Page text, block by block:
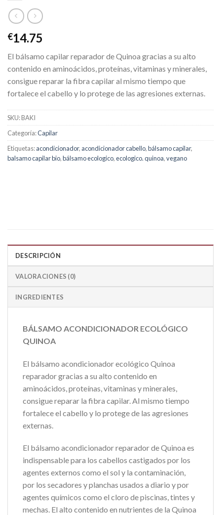
€14.75
El bálsamo capilar reparador de Quinoa gracias a su alto
contenido en aminoácidos, proteínas, vitaminas y minerales,
consigue reparar la fibra capilar al mismo tiempo que
fortalece el cabello y lo protege de las agresiones externas.
SKU:BAKI
Categoría:Capilar
Etiquetas:acondicionador, acondicionador cabello,bálsamo capilar,
balsamo capilar bio,bálsamo ecologico,ecologico. quinoa,vegano
DESCRIPCIÓN
VALORACIONES (0)
INGREDIENTES
BÁLSAMO ACONDICIONADOR ECOLÓGICO
QUINOA
El bálsamo acondicionador ecológico Quinoa
reparador gracias a su alto contenido en
aminoácidos, proteínas, vitaminas y minerales,
consigue reparar la fibra capilar. Al mismo tiempo
fortalece el cabello y lo protege de las agresiones
externas.
El bálsamo acondicionador reparador de Quinoa es
indispensable para los cabellos castigados por los
agentes externos como el sol y la contaminación,
por los secadores y planchas usados a diario y por
agentes químicos como el cloro de piscinas, tintes y
mechas. El alto contenido en nutrientes de la Quinoa